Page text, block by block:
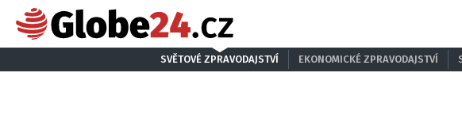
SVĚTOVÉ ZPRAVODAJSTVÍ EKONOMICKÉ ZPRAVODAJSTVÍ